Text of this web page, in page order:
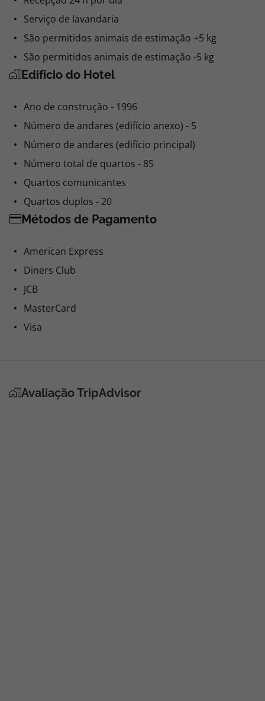
Serviço de lavandaria
São permitidos animais de estimação +5 kg
São permitidos animais de estimação -5 kg
Edifício do Hotel
Ano de construção - 1996
Número de andares (edifício anexo) - 5
Número de andares (edifício principal)
Número total de quartos - 85
Quartos comunicantes
Quartos duplos - 20
Métodos de Pagamento
American Express
Diners Club
JCB
MasterCard
Visa
Avaliação TripAdvisor